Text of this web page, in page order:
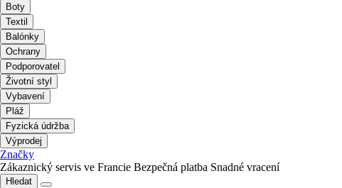
Boty
Textil
Balónky
Ochrany
Podporovatel
Životní styl
Vybavení
Pláž
Fyzická údržba
Výprodej
Značky
Zákaznický servis ve Francie Bezpečná platba Snadné vracení
Hledat